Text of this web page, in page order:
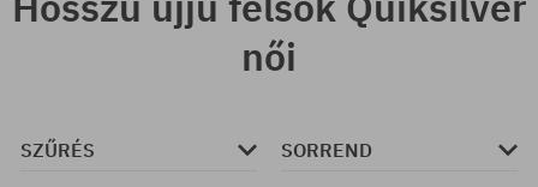
női
SZŰRÉS SORREND